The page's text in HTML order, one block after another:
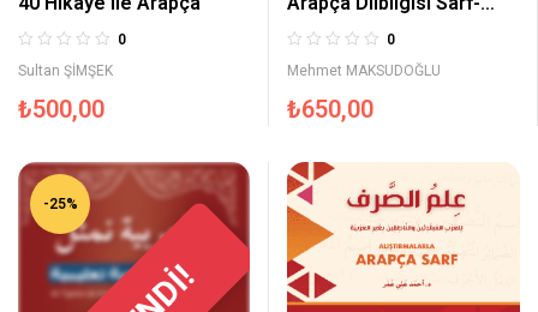
0
Sultan ŞİMŞEK
₺500,00
Nahiv
0
Mehmet MAKSUDOĞLU
₺650,00
-25%